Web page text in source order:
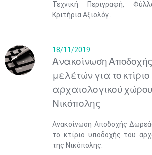
Τεχνική Περιγραφή,
Κριτήρια Αξιολόγ...
18/11/2019
Ανακοίνωση
μελέτών για το
αρχαιολογικού
Νικόπολης
Ανακοίνωση Αποδοχής
το κτίριο υποδοχής του
της Νικόπολης.